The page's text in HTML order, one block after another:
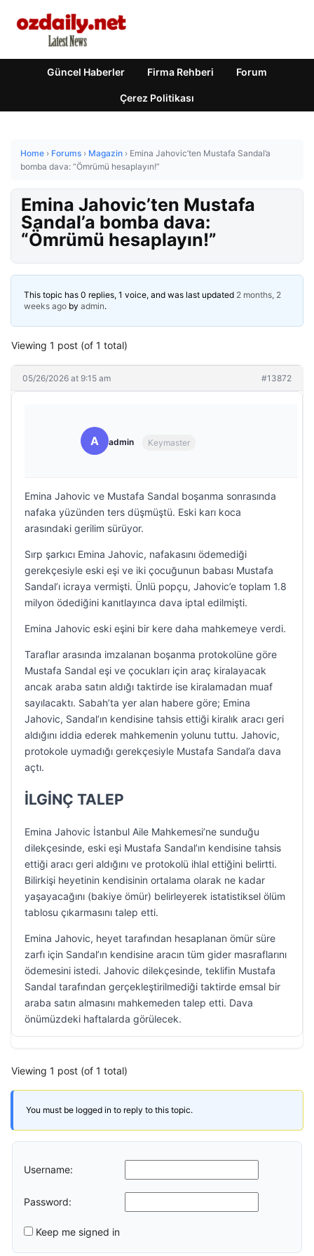
Güncel Haberler Firma Rehberi Forum
Çerez Politikası
Home › Forums › Magazin › Emina Jahovic’ten Mustafa Sandal’a
bomba dava: “Ömrümü hesaplayın!”
Emina Jahovic’ten Mustafa
Sandal’a bomba dava:
“Ömrümü hesaplayın!”
This topic has 0 replies, 1 voice, and was last updated 2 months, 2
weeks ago by admin.
Viewing 1 post (of 1 total)
05/26/2026 at 9:15 am #13872
A admin Keymaster
Emina Jahovic ve Mustafa Sandal boşanma sonrasında
nafaka yüzünden ters düşmüştü. Eski karı koca
arasındaki gerilim sürüyor.
Sırp şarkıcı Emina Jahovic, nafakasını ödemediği
gerekçesiyle eski eşi ve iki çocuğunun babası Mustafa
Sandal’ı icraya vermişti. Ünlü popçu, Jahovic’e toplam 1.8
milyon ödediğini kanıtlayınca dava iptal edilmişti.
Emina Jahovic eski eşini bir kere daha mahkemeye verdi.
Taraflar arasında imzalanan boşanma protokolüne göre
Mustafa Sandal eşi ve çocukları için araç kiralayacak
ancak araba satın aldığı taktirde ise kiralamadan muaf
sayılacaktı. Sabah’ta yer alan habere göre; Emina
Jahovic, Sandal’ın kendisine tahsis ettiği kiralık aracı geri
aldığını iddia ederek mahkemenin yolunu tuttu. Jahovic,
protokole uymadığı gerekçesiyle Mustafa Sandal’a dava
açtı.
İLGİNÇ TALEP
Emina Jahovic İstanbul Aile Mahkemesi’ne sunduğu
dilekçesinde, eski eşi Mustafa Sandal’ın kendisine tahsis
ettiği aracı geri aldığını ve protokolü ihlal ettiğini belirtti.
Bilirkişi heyetinin kendisinin ortalama olarak ne kadar
yaşayacağını (bakiye ömür) belirleyerek istatistiksel ölüm
tablosu çıkarmasını talep etti.
Emina Jahovic, heyet tarafından hesaplanan ömür süre
zarfı için Sandal’ın kendisine aracın tüm gider masraflarını
ödemesini istedi. Jahovic dilekçesinde, teklifin Mustafa
Sandal tarafından gerçekleştirilmediği taktirde emsal bir
araba satın almasını mahkemeden talep etti. Dava
önümüzdeki haftalarda görülecek.
Viewing 1 post (of 1 total)
You must be logged in to reply to this topic.
Username:
Password:
Keep me signed in